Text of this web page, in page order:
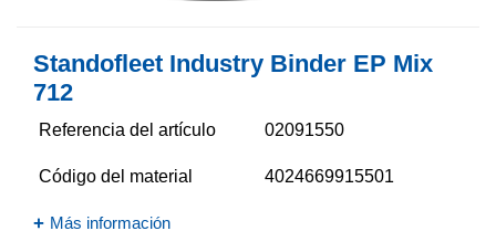
Standofleet Industry Binder EP Mix
712
Referencia del artículo 02091550
Código del material 4024669915501
Más información